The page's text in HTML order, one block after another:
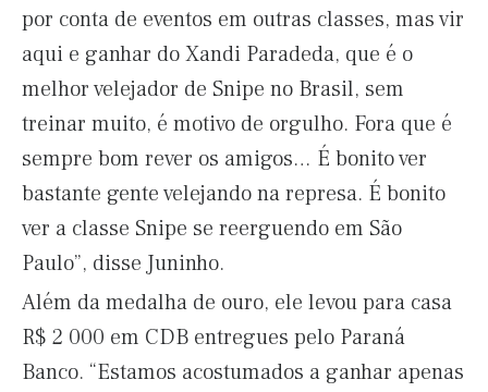
por conta de eventos em outras classes, mas vir
aqui e ganhar do Xandi Paradeda, que é o
melhor velejador de Snipe no Brasil, sem
treinar muito, é motivo de orgulho. Fora que é
sempre bom rever os amigos… É bonito ver
bastante gente velejando na represa. É bonito
ver a classe Snipe se reerguendo em São
Paulo”, disse Juninho.
Além da medalha de ouro, ele levou para casa
R$ 2 000 em CDB entregues pelo Paraná
Banco. “Estamos acostumados a ganhar apenas